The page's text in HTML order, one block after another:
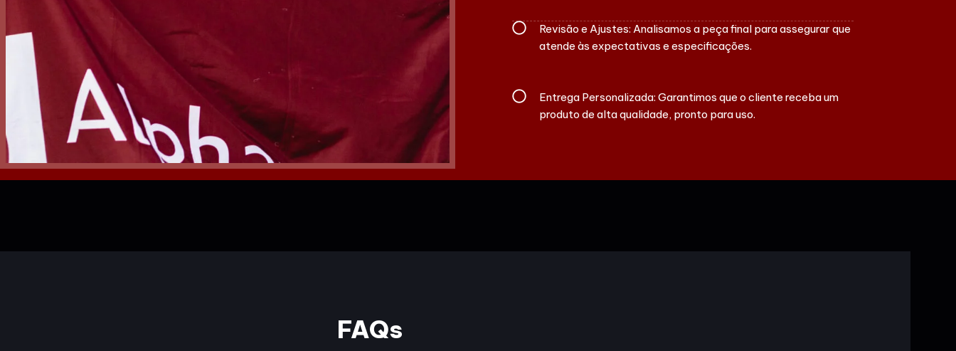
Revisão e Ajustes: Analisamos a peça final para assegurar que
atende às expectativas e especificações.
Entrega Personalizada: Garantimos que o cliente receba um
produto de alta qualidade, pronto para uso.
FAQs